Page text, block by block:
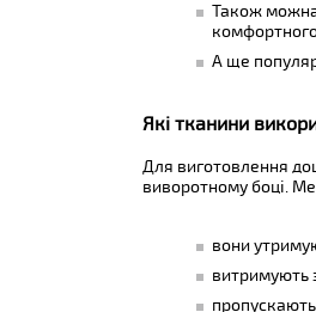
Також можна
А ще
Які тканини
Для виготовлення
виворотному боці.
вони
витримують